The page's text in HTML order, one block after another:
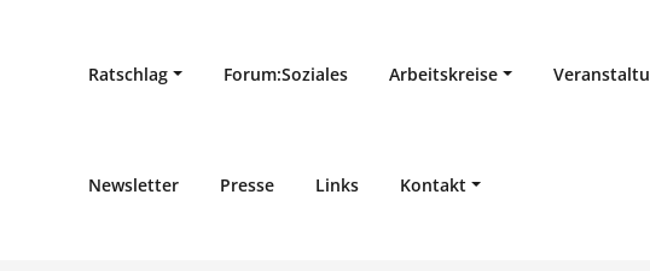
Ratschlag Forum:Soziales Arbeitskreise
Newsletter Presse Links Kontakt